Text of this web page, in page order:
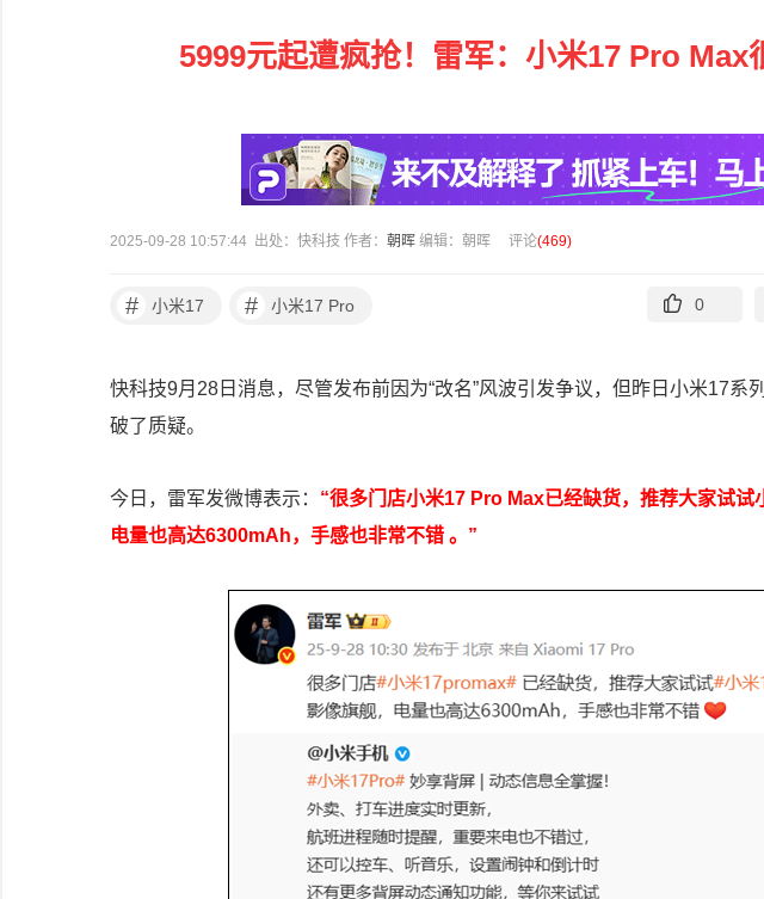
5999元起遭疯抢！雷军：小米17 Pro Max
2025-09-28 10:57:44 出处：快科技 作者： 朝晖 编辑：朝晖 评论(469)
# 小米17 # 小米17 Pro 0
快科技9月28日消息，尽管发布前因为“改名”风波引发争议，但昨日小米17系
破了质疑。
今日，雷军发微博表示： “很多门店小米17 Pro Max已经缺货，推荐大家试试
电量也高达6300mAh，手感也非常不错 。”